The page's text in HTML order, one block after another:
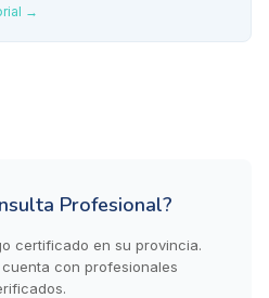
→
Profesional?
certificado en su provincia.
con profesionales